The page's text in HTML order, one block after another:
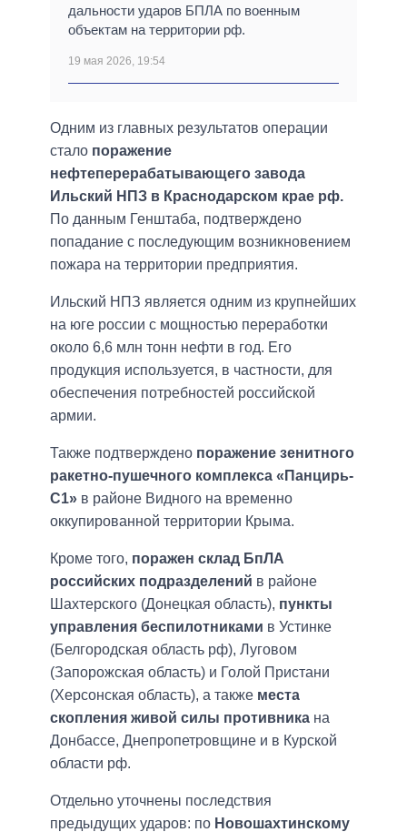
дальности ударов БПЛА по военным
объектам на территории рф.
19 мая 2026, 19:54
Одним из главных результатов операции
стало поражение
нефтеперерабатывающего завода
Ильский НПЗ в Краснодарском крае рф.
По данным Генштаба, подтверждено
попадание с последующим возникновением
пожара на территории предприятия.
Ильский НПЗ является одним из крупнейших
на юге россии с мощностью переработки
около 6,6 млн тонн нефти в год. Его
продукция используется, в частности, для
обеспечения потребностей российской
армии.
Также подтверждено поражение зенитного
ракетно-пушечного комплекса «Панцирь-
С1» в районе Видного на временно
оккупированной территории Крыма.
Кроме того, поражен склад БпЛА
российских подразделений в районе
Шахтерского (Донецкая область), пункты
управления беспилотниками в Устинке
(Белгородская область рф), Луговом
(Запорожская область) и Голой Пристани
(Херсонская область), а также места
скопления живой силы противника на
Донбассе, Днепропетровщине и в Курской
области рф.
Отдельно уточнены последствия
предыдущих ударов: по Новошахтинскому